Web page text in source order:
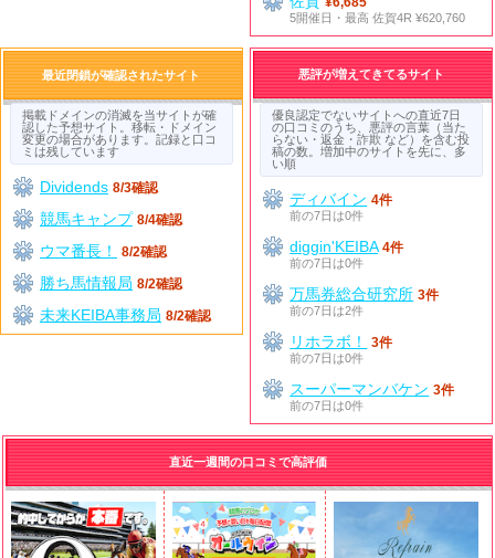
5開催日・最高 佐賀4R ¥620,760
悪評が増えてきてるサイト
優良認定でないサイトへの直近7日
の口コミのうち、悪評の言葉（当た
らない・返金・詐欺 など）を含む投
稿の数。増加中のサイトを先に、多
い順
ディバイン 4件
前の7日は0件
diggin'KEIBA 4件
前の7日は0件
万馬券総合研究所 3件
前の7日は2件
リホラボ！
3件
前の7日は0件
スーパーマンバケン 3件
前の7日は0件
最近閉鎖が確認されたサイト
掲載ドメインの消滅を当サイトが確
認した予想サイト。移転・ドメイン
変更の場合があります。記録と口コ
ミは残しています
Dividends 8/3確認
競馬キャンプ 8/4確認
ウマ番長！ 8/2確認
勝ち馬情報局 8/2確認
未来KEIBA事務局 8/2確認
直近一週間の口コミで高評価